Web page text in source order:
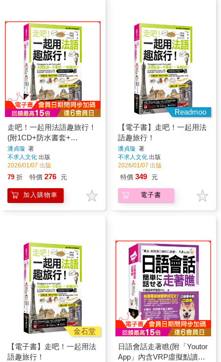
走吧！一起用法語趣旅行！
(附1CD+防水書套+
「Youtor App」內含VRP虛
擬點讀筆)
潘貞璇 著
不求人文化 出版
2026/01/07 出版
79 折 特價 276 元
加入購物車
Readmoo
【電子書】走吧！一起用法
語趣旅行！
潘貞璇 著
不求人文化 出版
2026/01/07 出版
特價 349 元
電子書
金石堂
【電子書】走吧！一起用法
語趣旅行！
日語會話走著瞧(附「Youtor
App」內含VRP虛擬點讀筆